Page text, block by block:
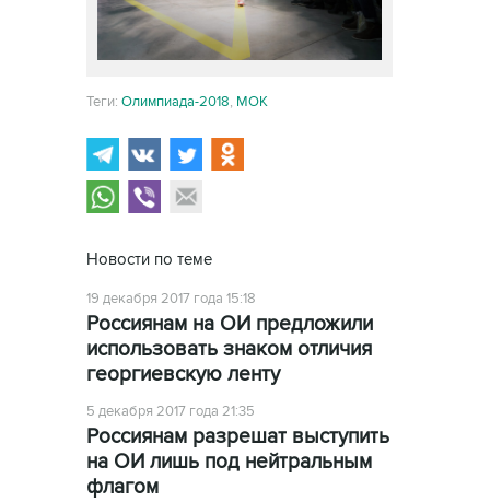
Теги: Олимпиада-2018, МОК
Новости по теме
19 декабря 2017 года 15:18
Россиянам на ОИ предложили
использовать знаком отличия
георгиевскую ленту
5 декабря 2017 года 21:35
Россиянам разрешат выступить
на ОИ лишь под нейтральным
флагом